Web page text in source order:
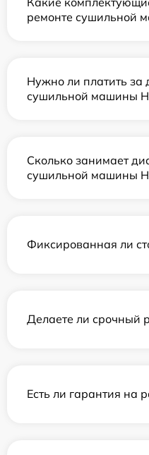
ремонте сушильной
Нужно ли платить за
сушильной машины
Сколько занимает
сушильной машины
Фиксированная ли
Делаете ли срочный
Есть ли гарантия на